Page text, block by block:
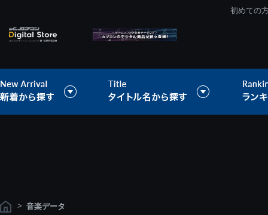
初めての
> 音楽データ